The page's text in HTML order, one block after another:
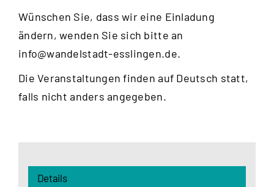
Wünschen Sie, dass wir eine Einladung
ändern, wenden Sie sich bitte an
info@wandelstadt-esslingen.de.
Die Veranstaltungen finden auf Deutsch statt,
falls nicht anders angegeben.
Details